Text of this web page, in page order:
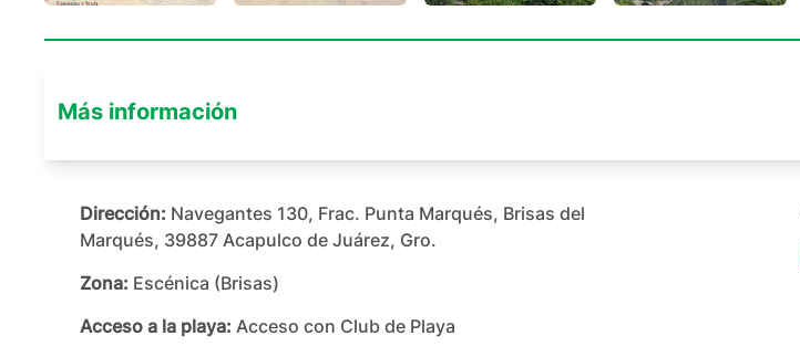
+67
Más información
Dirección: Navegantes 130, Frac. Punta Marqués, Brisas del
Marqués, 39887 Acapulco de Juárez, Gro.
Zona: Escénica (Brisas)
Acceso a la playa: Acceso con Club de Playa